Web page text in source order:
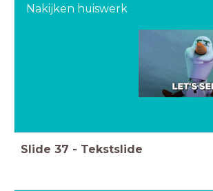
Nakijken huiswerk
Slide 37 - Tekstslide